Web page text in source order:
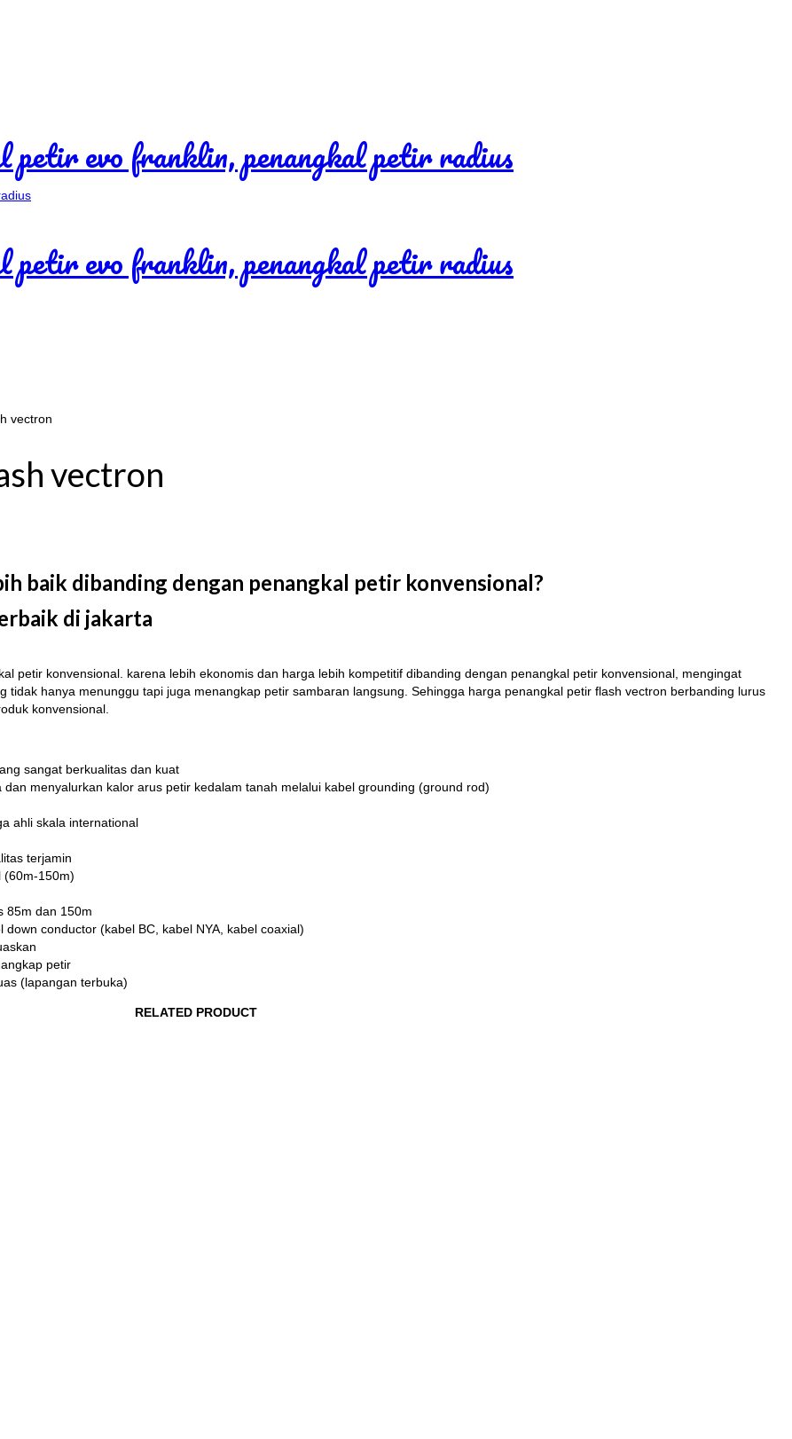
vectron
vectron
baik dibanding dengan penangkal petir konvensional?
di jakarta
petir konvensional. karena lebih ekonomis dan harga lebih kompetitif dibanding dengan penangkal petir konvensional, mengingat
hanya menunggu tapi juga menangkap petir sambaran langsung. Sehingga harga penangkal petir flash vectron berbanding lurus
konvensional.
sangat berkualitas dan kuat
menyalurkan kalor arus petir kedalam tanah melalui kabel grounding (ground rod)
ahli skala international
terjamin
(60m-150m)
85m dan 150m
conductor (kabel BC, kabel NYA, kabel coaxial)
petir
(lapangan terbuka)
RELATED PRODUCT